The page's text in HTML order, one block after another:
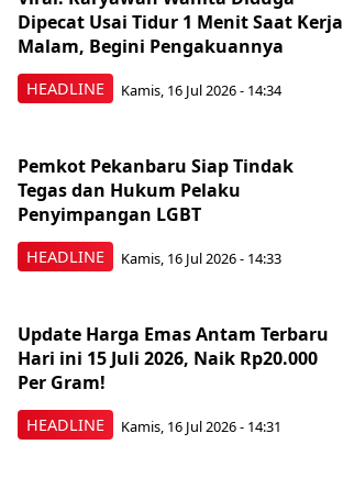
HEADLINE
Dipecat Usai Tidur 1 Menit Saat Kerja
Malam, Begini Pengakuannya
Kamis, 16 Jul 2026 - 14:34
HEADLINE
Pemkot Pekanbaru Siap Tindak
Tegas dan Hukum Pelaku
Penyimpangan LGBT
Kamis, 16 Jul 2026 - 14:33
HEADLINE
Update Harga Emas Antam Terbaru
Hari ini 15 Juli 2026, Naik Rp20.000
Per Gram!
Kamis, 16 Jul 2026 - 14:31